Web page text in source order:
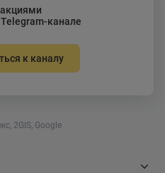
канале
к каналу
2GIS, Google